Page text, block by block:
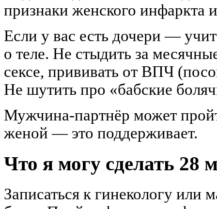
признаки женского инфаркта
Если у вас есть дочери —
о теле. Не стыдить за
сексе, прививать от ВПЧ
Не шутить про «бабские
Мужчина-партнёр может
женой — это поддерживает.
Что я могу сделать 28
Записаться к гинекологу или